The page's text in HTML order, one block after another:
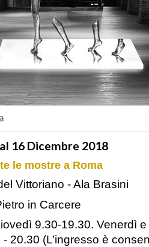
16 Dicembre 2018
le mostre a Roma
Vittoriano - Ala Brasini
in Carcere
9.30-19.30. Venerdì
20.30 (L’ingresso è